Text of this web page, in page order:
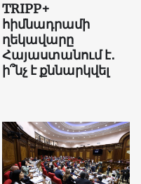
TRIPP+
հիմնադրամի
ղեկավարը
Հայաստանում է․
ի՞նչ է քննարկվել